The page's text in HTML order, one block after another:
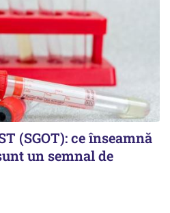
(SGOT): ce înseamnă
un semnal de